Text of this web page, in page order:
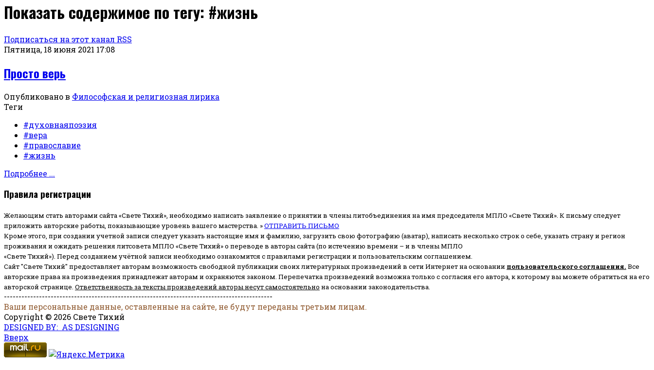
Показать содержимое по тегу: #жизнь
Подписаться на этот канал RSS
Пятница, 18 июня 2021 17:08
Просто верь
Опубликовано в Философская и религиозная лирика
Теги
#духовнаяпоэзия
#вера
#православие
#жизнь
Подробнее ...
Правила регистрации
Желающим стать авторами сайта «Свете Тихий», необходимо написать заявление о принятии в члены литобъединения на имя председателя МПЛО «Свете Тихий». К письму следует
приложить авторские работы, показывающие уровень вашего мастерства. »ОТПРАВИТЬ ПИСЬМО
Кроме этого, при создании учетной записи следует указать настоящие имя и фамилию, загрузить свою фотографию (аватар), написать несколько строк о себе, указать страну и регион
проживания и ожидать решения литсовета МПЛО «Свете Тихий» о переводе в авторы сайта (по истечению времени – и в члены МПЛО
«Свете Тихий»). Перед созданием учётной записи необходимо ознакомится с правилами регистрации и пользовательским соглашением.
Сайт "Свете Тихий" предоставляет авторам возможность свободной публикации своих литературных произведений в сети Интернет на основании пользовательского соглашения. Все
авторские права на произведения принадлежат авторам и охраняются законом. Перепечатка произведений возможна только с согласия его автора, к которому вы можете обратиться на его
авторской странице. Ответственность за тексты произведений авторы несут самостоятельно на основании законодательства.
--------------------------------------------------------------------------------------------
Ваши персональные данные, оставленные на сайте, не будут переданы третьим лицам.
Copyright © 2026 Свете Тихий
DESIGNED BY: AS DESIGNING
Вверх